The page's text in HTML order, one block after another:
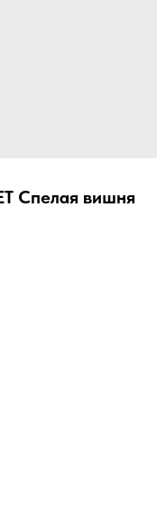
Спелая вишня